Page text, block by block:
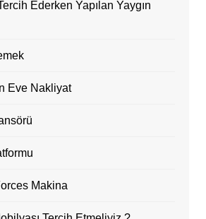
Ederken Yapılan Yaygın
Eve Nakliyat
Makina